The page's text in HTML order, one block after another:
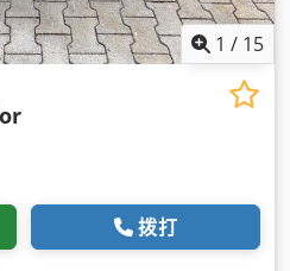
1 / 15
拨打